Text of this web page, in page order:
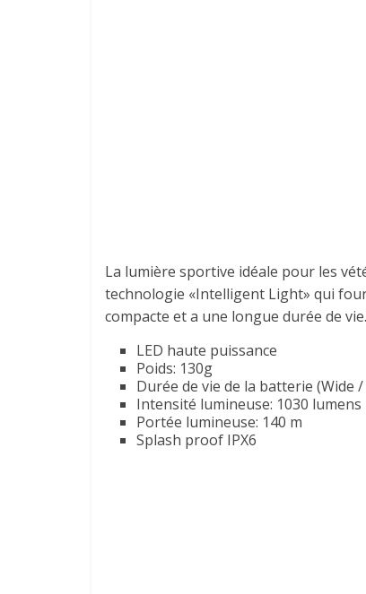
La lumière sportive idéale pour les
technologie «Intelligent Light» qui
compacte et a une longue durée de vie.
LED haute puissance
Poids: 130g
Durée de vie de la batterie (Wide
Intensité lumineuse: 1030 lumens
Portée lumineuse: 140 m
Splash proof IPX6